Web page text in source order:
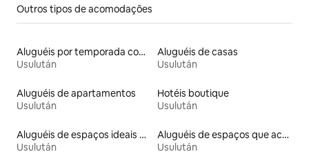
Outros tipos de acomodações
Aluguéis por temporada com banheira de hidromassagem
Usulután
Aluguéis de casas
Usulután
Aluguéis de apartamentos
Usulután
Hotéis boutique
Usulután
Aluguéis de espaços ideais para famílias
Usulután
Aluguéis de espaços que aceitam animais de estimação
Usulután